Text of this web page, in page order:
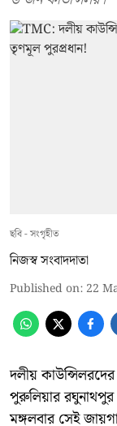
ছবি - সংগৃহীত
নিজস্ব সংবাদদাতা
Published on: 22
দলীয়
পুরুলিয়ার
মঙ্গলবার সেই